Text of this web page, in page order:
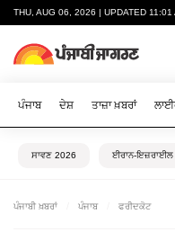
THU, AUG 06, 2026 | UPDATED 11:01
ਪੰਜਾਬ ਦੇਸ਼ ਤਾਜ਼ਾ ਖ਼ਬਰਾਂ
ਸਾਵਣ 2026 ਈਰਾਨ-
ਪੰਜਾਬੀ ਖ਼ਬਰਾਂ ਪੰਜਾਬ ਫਰੀਦਕੋਟ